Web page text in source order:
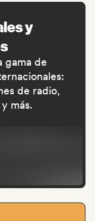
y
gama de
de radio,
más.